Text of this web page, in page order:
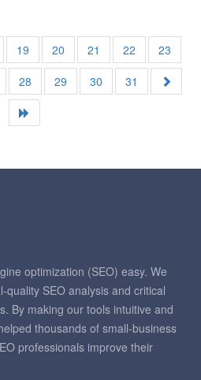
19 20 21 22
23
28 29 30 31
optimization (SEO) easy. We
SEO analysis and critical
By making our tools intuitive and
thousands of small-business
professionals improve their